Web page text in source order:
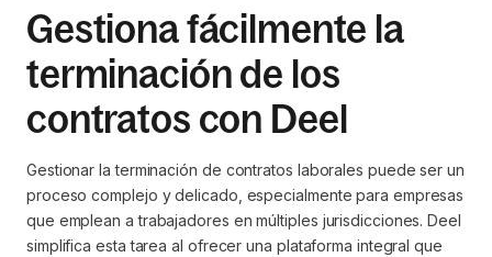
Gestiona fácilmente la
terminación de los
contratos con Deel
Gestionar la terminación de contratos laborales puede ser un
proceso complejo y delicado, especialmente para empresas
que emplean a trabajadores en múltiples jurisdicciones. Deel
simplifica esta tarea al ofrecer una plataforma integral que